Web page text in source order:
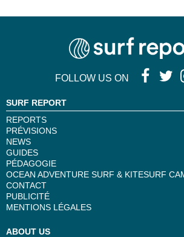
FOLLOW US ON
SURF REPORT
REPORTS
PRÉVISIONS
NEWS
GUIDES
PÉDAGOGIE
OCEAN ADVENTURE SURF & KITESURF
CONTACT
PUBLICITÉ
MENTIONS LÉGALES
ABOUT US